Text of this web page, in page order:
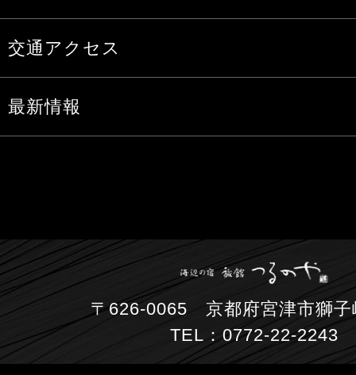
交通アクセス
最新情報
〒626-0065 京都府宮津市獅子
TEL：0772-22-2243